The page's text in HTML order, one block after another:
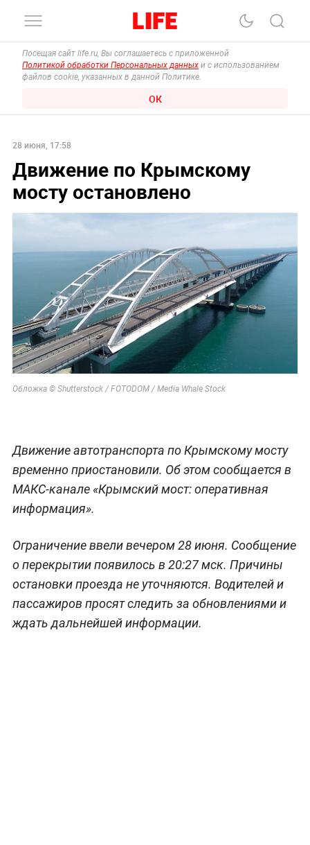
Посещая сайт life.ru, Вы соглашаетесь с приложенной
Политикой обработки Персональных данных и с использованием
файлов cookie, указанных в данной Политике.
ОК
28 июня, 17:58
Движение по Крымскому
мосту остановлено
Обложка © Shutterstock / FOTODOM / Media Whale Stock
Движение автотранспорта по Крымскому мосту
временно приостановили. Об этом сообщается в
МАКС-канале «Крымский мост: оперативная
информация».
Ограничение ввели вечером 28 июня. Сообщение
о перекрытии появилось в 20:27 мск. Причины
остановки проезда не уточняются. Водителей и
пассажиров просят следить за обновлениями и
ждать дальнейшей информации.